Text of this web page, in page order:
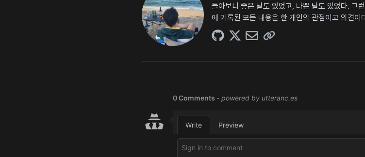
돌아보니 좋은 날도 있었고, 나쁜 날도 있었다. 그
에 기록된 모든 내용은 한 개인의 관점이고 의견